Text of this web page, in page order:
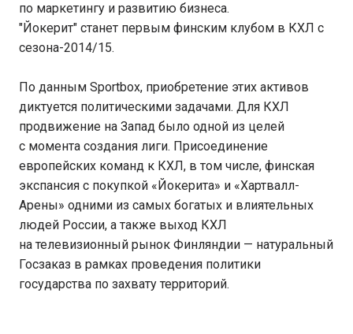
по маркетингу и развитию бизнеса.
"Йокерит" станет первым финским клубом в КХЛ с
сезона-2014/15.
По данным Sportbox, приобретение этих активов
диктуется политическими задачами. Для КХЛ
продвижение на Запад было одной из целей
с момента создания лиги. Присоединение
европейских команд к КХЛ, в том числе, финская
экспансия с покупкой «Йокерита» и «Хартвалл-
Арены» одними из самых богатых и влиятельных
людей России, а также выход КХЛ
на телевизионный рынок Финляндии — натуральный
Госзаказ в рамках проведения политики
государства по захвату территорий.